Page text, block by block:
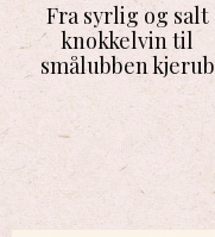
Fra syrlig og salt
knokkelvin til
smålubben kjerub